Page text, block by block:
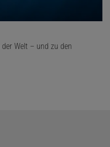
Welt – und zu den